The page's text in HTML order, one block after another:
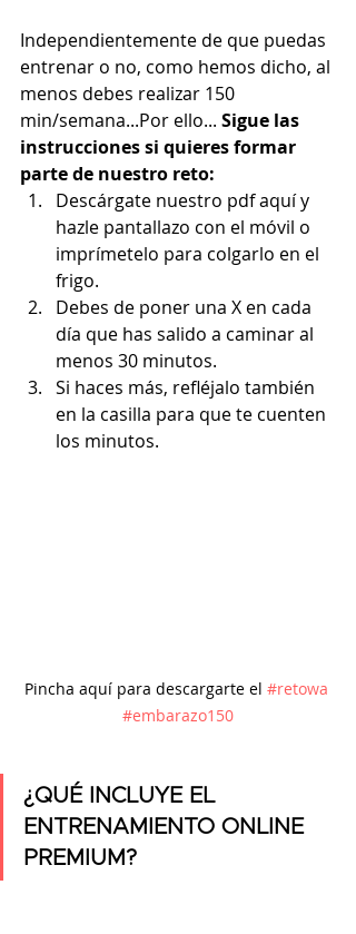
Independientemente de que puedas
entrenar o no, como hemos dicho, al
menos debes realizar 150
min/semana...Por ello... Sigue las
instrucciones si quieres formar
parte de nuestro reto:
Descárgate nuestro pdf aquí y
hazle pantallazo con el móvil o
imprímetelo para colgarlo en el
frigo.
Debes de poner una X en cada
día que has salido a caminar al
menos 30 minutos.
Si haces más, refléjalo también
en la casilla para que te cuenten
los minutos.
Pincha aquí para descargarte el #retowa
#embarazo150
¿QUÉ INCLUYE EL
ENTRENAMIENTO ONLINE
PREMIUM?